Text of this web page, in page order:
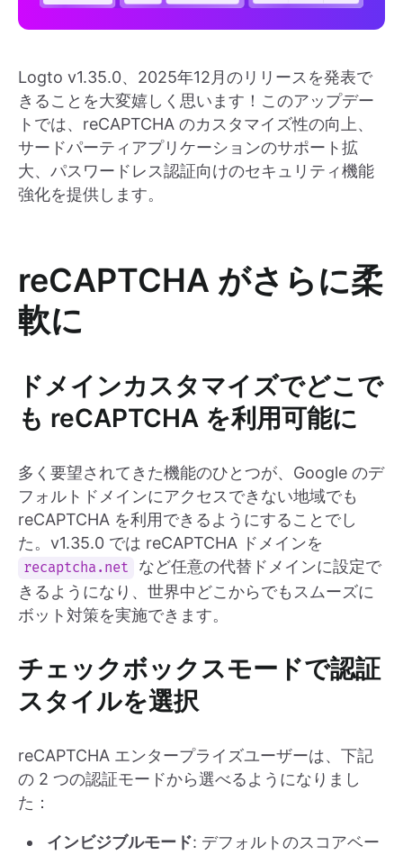
Logto v1.35.0、2025年12月のリリースを発表で
きることを大変嬉しく思います！このアップデー
トでは、reCAPTCHA のカスタマイズ性の向上、
サードパーティアプリケーションのサポート拡
大、パスワードレス認証向けのセキュリティ機能
強化を提供します。
reCAPTCHA がさらに柔
軟に
ドメインカスタマイズでどこで
も reCAPTCHA を利用可能に
多く要望されてきた機能のひとつが、Google のデ
フォルトドメインにアクセスできない地域でも
reCAPTCHA を利用できるようにすることでし
た。v1.35.0 では reCAPTCHA ドメインを
recaptcha.net
など任意の代替ドメインに設定で
きるようになり、世界中どこからでもスムーズに
ボット対策を実施できます。
チェックボックスモードで認証
スタイルを選択
reCAPTCHA エンタープライズユーザーは、下記
の 2 つの認証モードから選べるようになりまし
た：
インビジブルモード: デフォルトのスコアベー